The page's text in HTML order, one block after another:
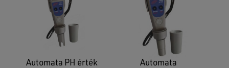
Automata PH érték
Automata